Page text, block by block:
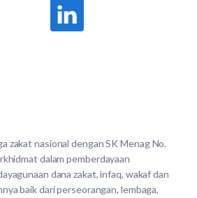
zakat nasional dengan SK Menag No.
dalam pemberdayaan
dana zakat, infaq, wakaf dan
baik dari perseorangan, lembaga,